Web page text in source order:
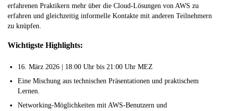
erfahrenen Praktikern mehr über die Cloud-Lösungen von AWS zu
erfahren und gleichzeitig informelle Kontakte mit anderen Teilnehmern
zu knüpfen.
Wichtigste Highlights:
16. März 2026 | 18:00 Uhr bis 21:00 Uhr MEZ
Eine Mischung aus technischen Präsentationen und praktischem
Lernen.
Networking-Möglichkeiten mit AWS-Benutzern und